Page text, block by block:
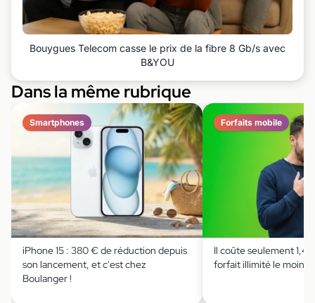
Bouygues Telecom casse le prix de la fibre 8 Gb/s avec
B&YOU
Dans la même rubrique
Smartphones
iPhone 15 : 380 € de réduction depuis
son lancement, et c'est chez
Boulanger !
Forfaits mobile
Il coûte seulement
forfait illimité le moins